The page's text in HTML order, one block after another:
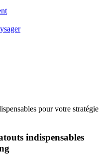
pour votre stratégie
indispensables